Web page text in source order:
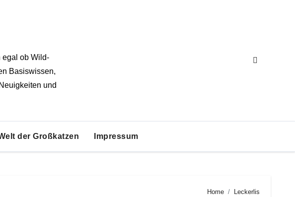
egal ob Wild-
Basiswissen,
und
der Großkatzen Impressum
Home Leckerlis